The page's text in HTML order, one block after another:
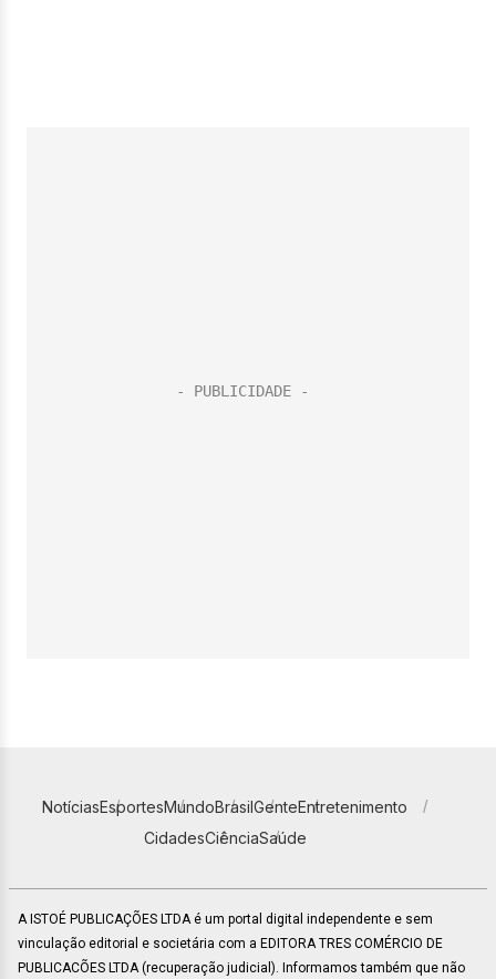
NotíciasEsportesMundoBrasilGenteEntretenimento
CidadesCiênciaSaúde
A ISTOÉ PUBLICAÇÕES LTDA é um portal digital independente e sem
vinculação editorial e societária com a EDITORA TRES COMÉRCIO DE
PUBLICACÕES LTDA (recuperação judicial). Informamos também que não